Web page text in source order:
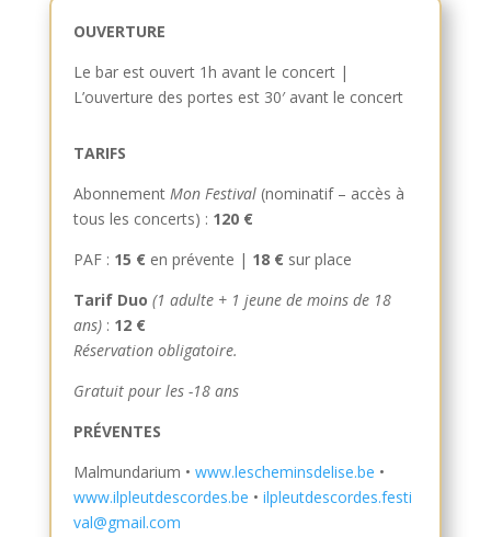
OUVERTURE
Le bar est ouvert 1h avant le concert |
L’ouverture des portes est 30′ avant le concert
TARIFS
Abonnement Mon Festival(nominatif – accès à
tous les concerts) : 120 €
PAF : 15 €en prévente | 18 €sur place
Tarif Duo (1 adulte + 1 jeune de moins de 18
ans): 12 €
Réservation obligatoire.
Gratuit pour les -18 ans
PRÉVENTES
Malmundarium • www.lescheminsdelise.be •
www.ilpleutdescordes.be • ilpleutdescordes.festi
val@gmail.com